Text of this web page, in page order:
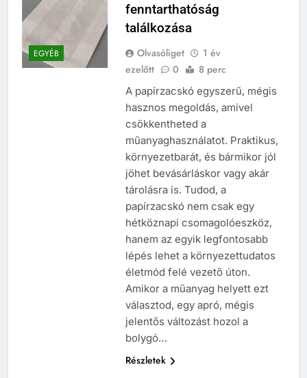
EGYÉB
fenntarthatóság
találkozása
Olvasóliget
1 év
ezelőtt
0 8 perc
A papírzacskó egyszerű, mégis
hasznos megoldás, amivel
csökkentheted a
műanyaghasználatot. Praktikus,
környezetbarát, és bármikor jól
jöhet bevásárláskor vagy akár
tárolásra is. Tudod, a
papírzacskó nem csak egy
hétköznapi csomagolóeszköz,
hanem az egyik legfontosabb
lépés lehet a környezettudatos
életmód felé vezető úton.
Amikor a műanyag helyett ezt
választod, egy apró, mégis
jelentős változást hozol a
bolygó…
Részletek